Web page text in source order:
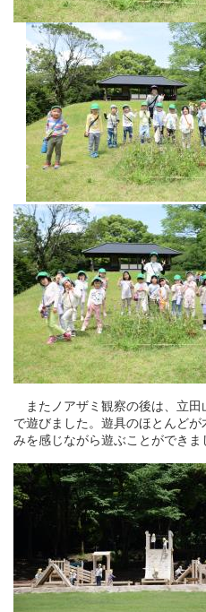
またノアザミ観察の後は、立田
で遊びました。遊具のほとんど
みを感じながら遊ぶことができま